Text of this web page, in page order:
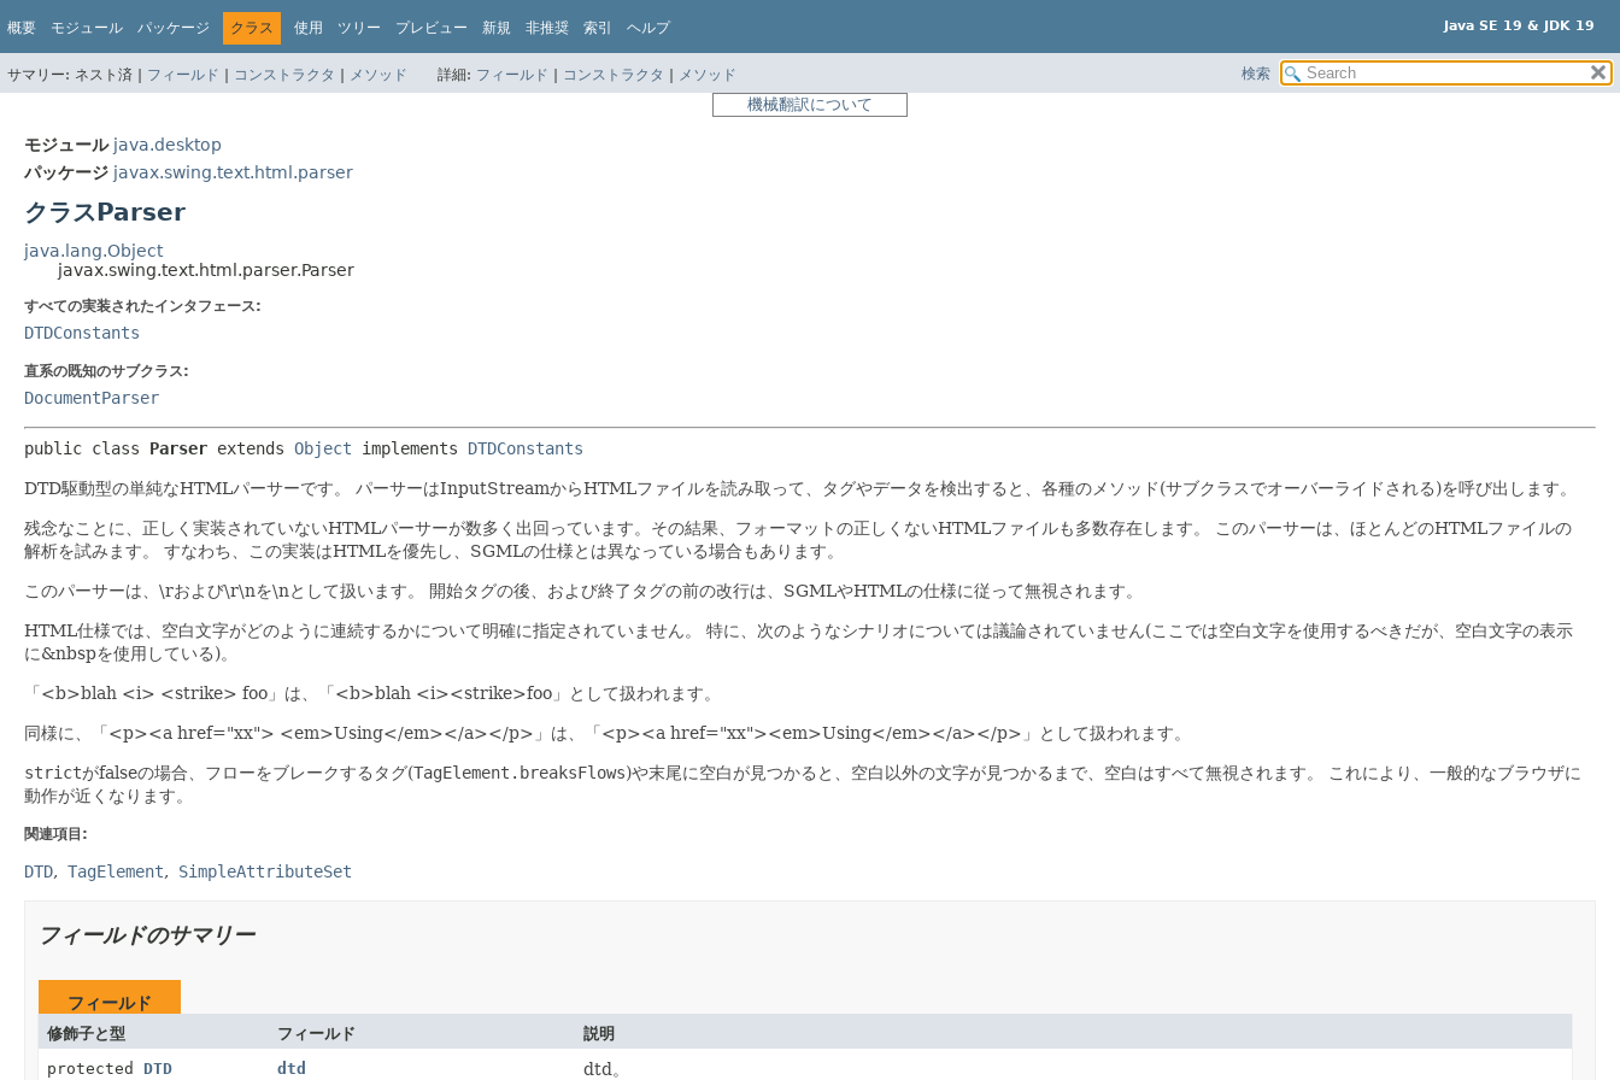
Java SE 19 & JDK 19
概要 モジュール パッケージ クラス 使用 ツリー プレビュー 新規 非推奨 索引 ヘルプ
サマリー: ネスト済 | フィールド | コンストラクタ | メソッド 詳細: フィールド | コンストラクタ | メソッド 検索
機械翻訳について
モジュール java.desktop
パッケージ javax.swing.text.html.parser
クラスParser
java.lang.Object
javax.swing.text.html.parser.Parser
すべての実装されたインタフェース:
DTDConstants
直系の既知のサブクラス:
DocumentParser
public class Parser extends Object implements DTDConstants
DTD駆動型の単純なHTMLパーサーです。 パーサーはInputStreamからHTMLファイルを読み取って、タグやデータを検出すると、各種のメソッド(サブクラスでオーバーライドされる)を呼び出します。
残念なことに、正しく実装されていないHTMLパーサーが数多く出回っています。その結果、フォーマットの正しくないHTMLファイルも多数存在します。
このパーサーは、ほとんどのHTMLファイルの
解析を試みます。
すなわち、この実装はHTMLを優先し、SGMLの仕様とは異なっている場合もあります。
このパーサーは、\rおよび\r\nを\nとして扱います。 開始タグの後、および終了タグの前の改行は、SGMLやHTMLの仕様に従って無視されます。
HTML仕様では、空白文字がどのように連続するかについて明確に指定されていません。
特に、次のようなシナリオについては議論されていません(ここでは空白文字を使用するべきだが、空白文字の表示
に&nbspを使用している)。
「<b>blah <i> <strike> foo」は、「<b>blah <i><strike>foo」として扱われます。
同様に、「<p><a href="xx"> <em>Using</em></a></p>」は、「<p><a href="xx"><em>Using</em></a></p>」として扱われます。
strictがfalseの場合、フローをブレークするタグ(TagElement.breaksFlows)や末尾に空白が見つかると、空白以外の文字が見つかるまで、空白はすべて無視されます。
これにより、一般的なブラウザに
動作が近くなります。
関連項目:
DTD TagElement SimpleAttributeSet
フィールドのサマリー
フィールド
修飾子と型 フィールド
説明
protected DTD dtd dtd。